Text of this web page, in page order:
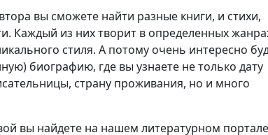
вы сможете найти разные книги, и стихи,
Каждый из них творит в определенных
стиля. А потому очень интересно
биографию, где вы узнаете не только дату
страну проживания, но и много
вы найдете на нашем литературном